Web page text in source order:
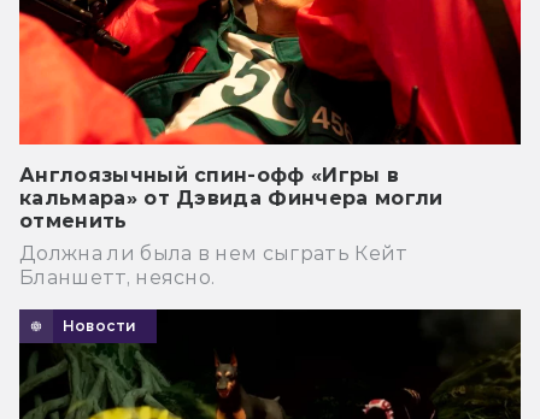
Англоязычный спин-офф «Игры в
кальмара» от Дэвида Финчера могли
отменить
Должна ли была в нем сыграть Кейт
Бланшетт, неясно.
Новости